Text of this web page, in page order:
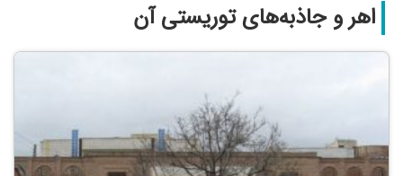
اهر و جاذبه‌های توریستی آن